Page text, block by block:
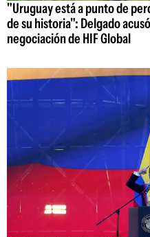
"Uruguay está a punto de
de su historia": Delgado
negociación de HIF Global